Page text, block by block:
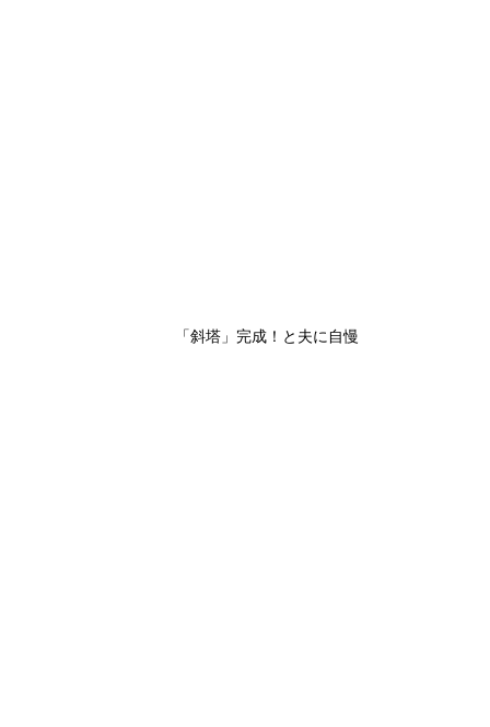
「斜塔」完成！と夫に自慢